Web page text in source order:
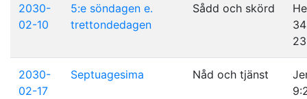
2030-
02-10
5:e söndagen e.
trettondedagen
Sådd och skörd
23
2030-
02-17
Septuagesima Nåd och tjänst